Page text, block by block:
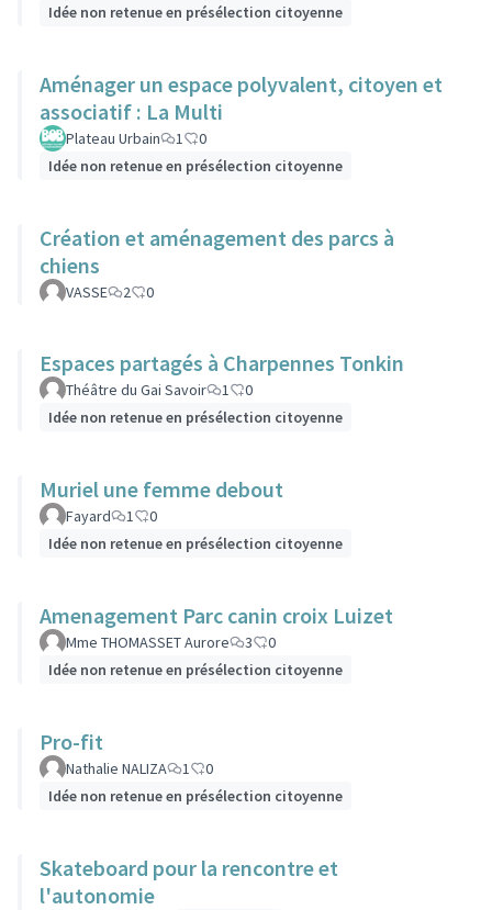
Idée non retenue en présélection citoyenne
Aménager un espace polyvalent, citoyen et
associatif : La Multi
Plateau Urbain 1
0
Idée non retenue en présélection citoyenne
Création et aménagement des parcs à
chiens
VASSE 2 0
Espaces partagés à Charpennes Tonkin
Théâtre du Gai Savoir 1
0
Idée non retenue en présélection citoyenne
Muriel une femme debout
Fayard 1
0
Idée non retenue en présélection citoyenne
Amenagement Parc canin croix Luizet
Mme THOMASSET Aurore 3
0
Idée non retenue en présélection citoyenne
Pro-fit
Nathalie NALIZA 1
0
Idée non retenue en présélection citoyenne
Skateboard pour la rencontre et
l'autonomie